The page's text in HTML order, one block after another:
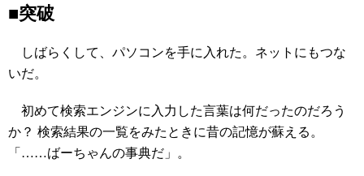
■突破
しばらくして、パソコンを手に入れた。ネットにもつな
いだ。
初めて検索エンジンに入力した言葉は何だったのだろう
か？ 検索結果の一覧をみたときに昔の記憶が蘇える。
「……ばーちゃんの事典だ」。